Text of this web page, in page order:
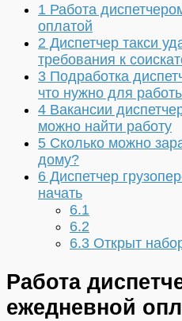
1 Работа
оплатой
2 Диспетчер такси
требования к
3 Подработка
что нужно для
4 Вакансии
можно найти работу
5 Сколько можно
дому?
6 Диспетчер
начать
6.1
6.2
6.3 Открыт
Работа
ежедневной